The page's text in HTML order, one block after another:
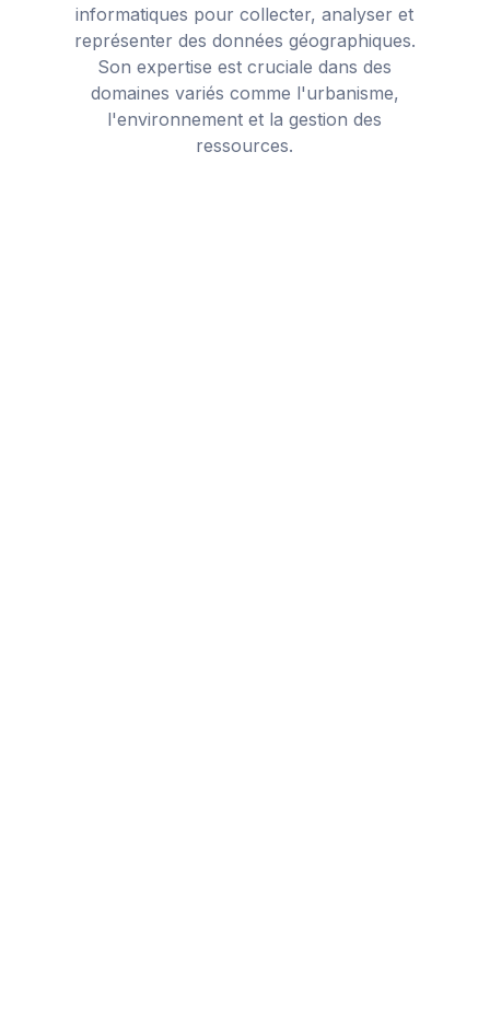
informatiques pour collecter, analyser et
représenter des données géographiques.
Son expertise est cruciale dans des
domaines variés comme l'urbanisme,
l'environnement et la gestion des
ressources.